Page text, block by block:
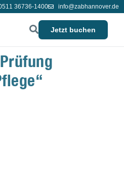
36736-1400 info@zabhannover.de
Jetzt buchen